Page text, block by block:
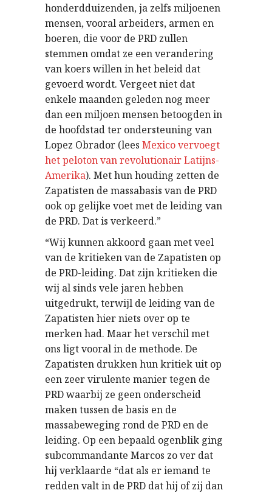
honderdduizenden, ja zelfs miljoenen
mensen, vooral arbeiders, armen en
boeren, die voor de PRD zullen
stemmen omdat ze een verandering
van koers willen in het beleid dat
gevoerd wordt. Vergeet niet dat
enkele maanden geleden nog meer
dan een miljoen mensen betoogden in
de hoofdstad ter ondersteuning van
Lopez Obrador (lees Mexico vervoegt
het peloton van revolutionair Latijns-
Amerika). Met hun houding zetten de
Zapatisten de massabasis van de PRD
ook op gelijke voet met de leiding van
de PRD. Dat is verkeerd.”
“Wij kunnen akkoord gaan met veel
van de kritieken van de Zapatisten op
de PRD-leiding. Dat zijn kritieken die
wij al sinds vele jaren hebben
uitgedrukt, terwijl de leiding van de
Zapatisten hier niets over op te
merken had. Maar het verschil met
ons ligt vooral in de methode. De
Zapatisten drukken hun kritiek uit op
een zeer virulente manier tegen de
PRD waarbij ze geen onderscheid
maken tussen de basis en de
massabeweging rond de PRD en de
leiding. Op een bepaald ogenblik ging
subcommandante Marcos zo ver dat
hij verklaarde “dat als er iemand te
redden valt in de PRD dat hij of zij dan